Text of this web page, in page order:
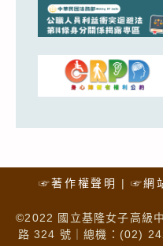
☞著作權聲明 ☞網
©2022 國立基隆女子高級
路 324 號｜總機：(02)